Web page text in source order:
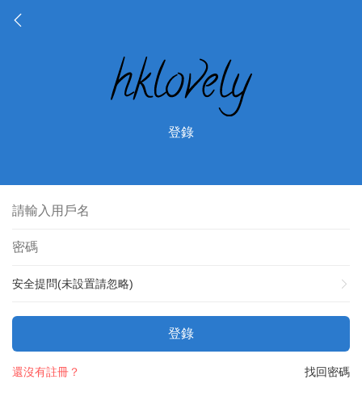
登錄
安全提問(未設置請忽略)
登錄
找回密碼
還沒有註冊？